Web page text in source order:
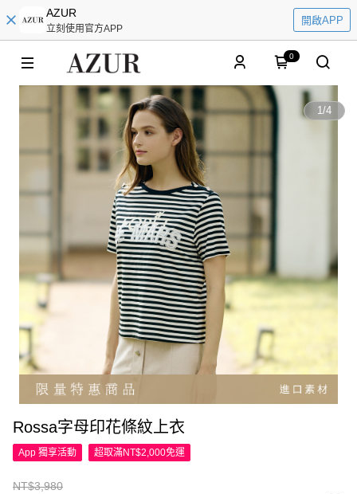
AZUR
立刻使用官方APP
開啟APP
0
1/4
Rossa字母印花條紋上衣
App 獨享活動 超取滿NT$2,000免運
NT$3,980